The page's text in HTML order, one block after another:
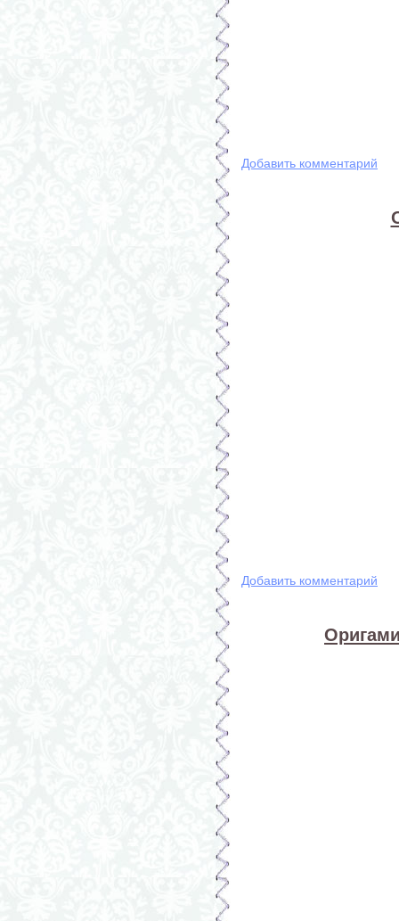
Добавить комментарий
Добавить комментарий